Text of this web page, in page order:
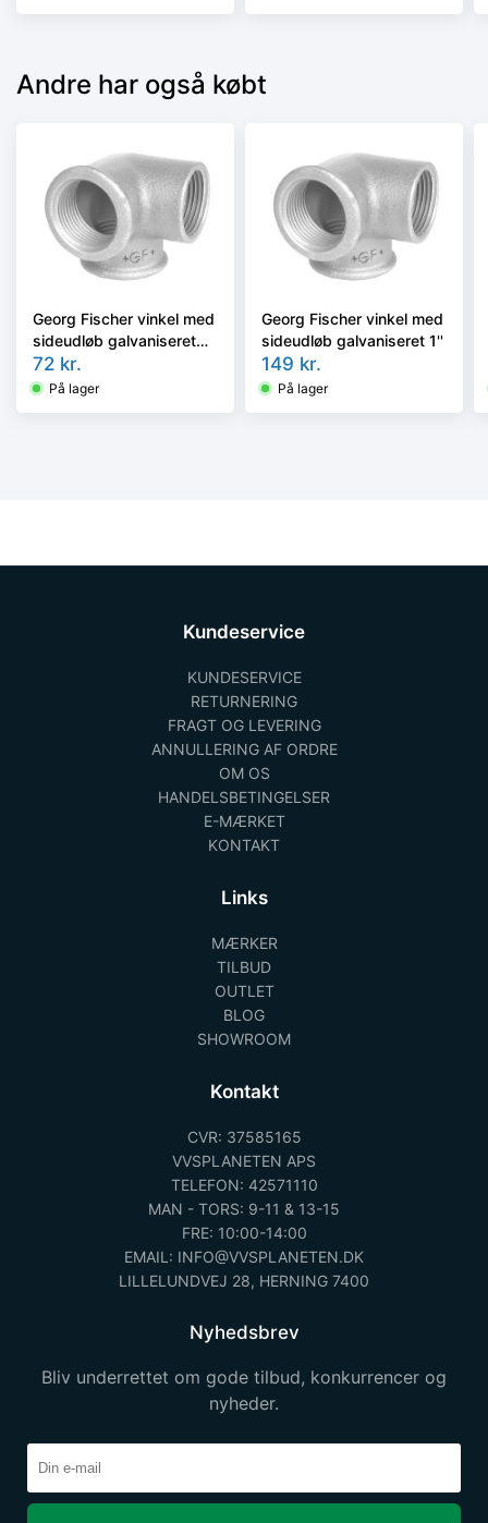
Andre har også købt
Georg Fischer vinkel med
sideudløb galvaniseret
1/2''
72 kr.
På lager
Georg Fischer vinkel med
sideudløb galvaniseret 1''
149 kr.
På lager
Kundeservice
KUNDESERVICE
RETURNERING
FRAGT OG LEVERING
ANNULLERING AF ORDRE
OM OS
HANDELSBETINGELSER
E-MÆRKET
KONTAKT
Links
MÆRKER
TILBUD
OUTLET
BLOG
SHOWROOM
Kontakt
CVR: 37585165
VVSPLANETEN APS
TELEFON: 42571110
MAN - TORS: 9-11 & 13-15
FRE: 10:00-14:00
EMAIL: INFO@VVSPLANETEN.DK
LILLELUNDVEJ 28, HERNING 7400
Nyhedsbrev
Bliv underrettet om gode tilbud, konkurrencer og
nyheder.